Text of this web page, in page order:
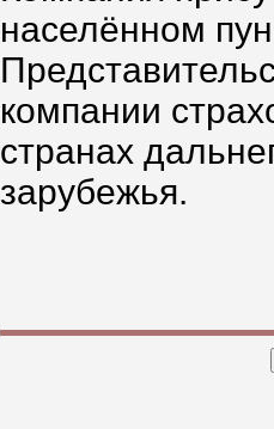
населённом
компании
странах
зарубежья.